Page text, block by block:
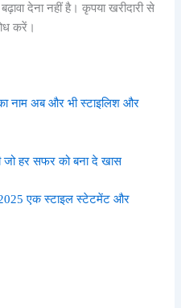
देना नहीं है। कृपया खरीदारी से
करें।
नाम अब और भी स्टाइलिश और
जो हर सफर को बना दे खास
एक स्टाइल स्टेटमेंट और